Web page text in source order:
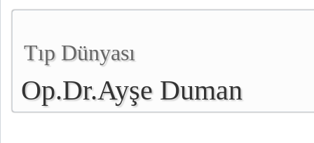
Tıp Dünyası
Op.Dr.Ayşe Duman